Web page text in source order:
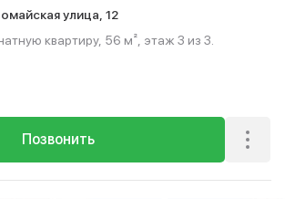
улица, 12
квартиру, 56 м², этаж 3 из 3.
Позвонить